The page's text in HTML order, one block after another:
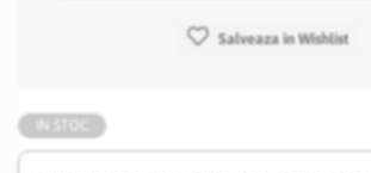
Salveaza in Wishlist